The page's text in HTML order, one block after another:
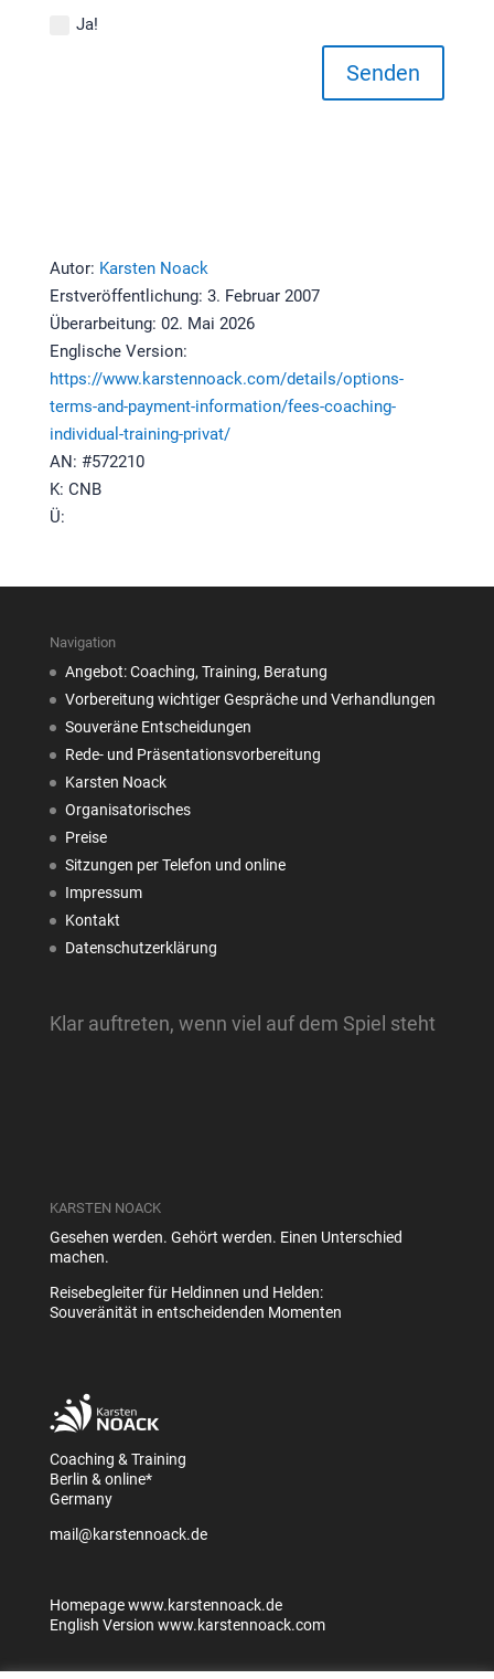
Ja!
Senden
Autor: Karsten Noack
Erstveröffentlichung: 3. Februar 2007
Überarbeitung: 02. Mai 2026
Englische Version:
https://www.karstennoack.com/details/options-
terms-and-payment-information/fees-coaching-
individual-training-privat/
AN: #572210
K: CNB
Ü:
Navigation
Angebot: Coaching, Training, Beratung
Vorbereitung wichtiger Gespräche und Verhandlungen
Souveräne Entscheidungen
Rede- und Präsentationsvorbereitung
Karsten Noack
Organisatorisches
Preise
Sitzungen per Telefon und online
Impressum
Kontakt
Datenschutzerklärung
Klar auftreten, wenn viel auf dem Spiel steht
KARSTEN NOACK
Gesehen werden. Gehört werden. Einen Unterschied
machen.
Reisebegleiter für Heldinnen und Helden:
Souveränität in entscheidenden Momenten
Coaching & Training
Berlin & online*
Germany
mail@karstennoack.de
Homepagewww.karstennoack.de
English Version www.karstennoack.com